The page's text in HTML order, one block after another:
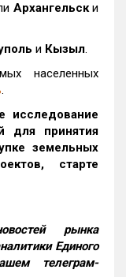
Архангельски
и Кызыл.
населенных
.
исследование
для принятия
земельных
старте
рынка
Единого
телеграм-